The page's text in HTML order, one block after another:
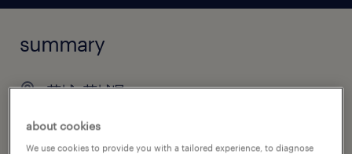
summary
茨城, 茨城県
¥5,000,000 - ¥8,000,000 per year, 年収
500 ～ 800万円
about cookies
We use cookies to provide you with a tailored experience, to diagnose